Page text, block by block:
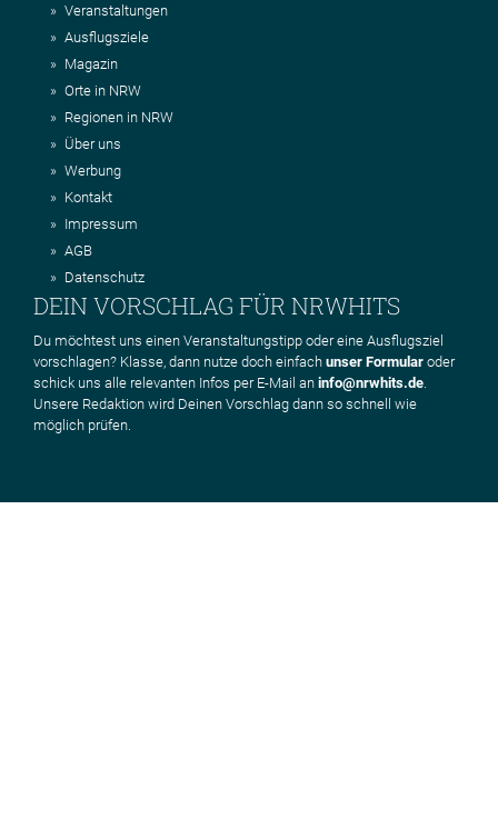
Veranstaltungen
Ausflugsziele
Magazin
Orte in NRW
Regionen in NRW
Über uns
Werbung
Kontakt
Impressum
AGB
Datenschutz
DEIN VORSCHLAG FÜR NRWHITS
Du möchtest uns einen Veranstaltungstipp oder eine Ausflugsziel
vorschlagen? Klasse, dann nutze doch einfach unser Formular oder
schick uns alle relevanten Infos per E-Mail an info@nrwhits.de
Unsere Redaktion wird Deinen Vorschlag dann so schnell wie
möglich prüfen.